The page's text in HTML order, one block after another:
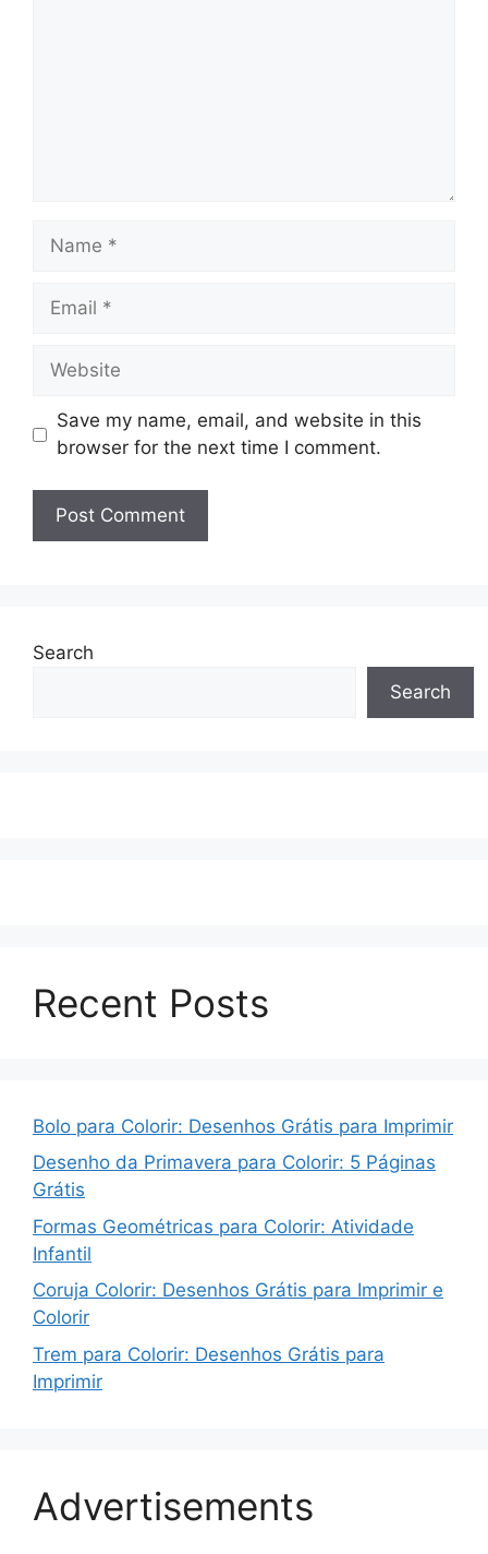
Name
Email
Website
Save my name, email, and website in this
browser for the next time I comment.
Search
Search
Recent Posts
Bolo para Colorir: Desenhos Grátis para Imprimir
Desenho da Primavera para Colorir: 5 Páginas
Grátis
Formas Geométricas para Colorir: Atividade
Infantil
Coruja Colorir: Desenhos Grátis para Imprimir e
Colorir
Trem para Colorir: Desenhos Grátis para
Imprimir
Advertisements